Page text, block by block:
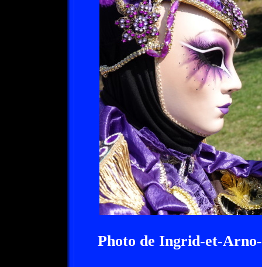
Photo de Ingrid-et-